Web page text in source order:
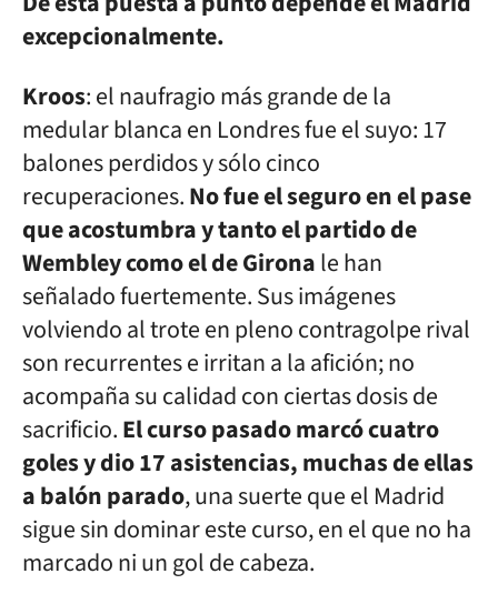
excepcionalmente.
Kroos: el naufragio más grande de la
medular blanca en Londres fue el suyo: 17
balones perdidos y sólo cinco
recuperaciones.No fue el seguro en el pase
que acostumbra y tanto el partido de
Wembley como el de Gironale han
señalado fuertemente. Sus imágenes
volviendo al trote en pleno contragolpe rival
son recurrentes e irritan a la afición; no
acompaña su calidad con ciertas dosis de
sacrificio.El curso pasado marcó cuatro
goles y dio 17 asistencias, muchas de ellas
a balón parado, una suerte que el Madrid
sigue sin dominar este curso, en el que no ha
marcado ni un gol de cabeza.